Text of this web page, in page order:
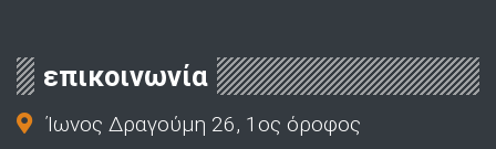
επικοινωνία
Ίωνος Δραγούμη 26, 1ος όροφος